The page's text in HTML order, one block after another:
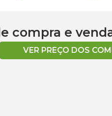
compra e
VER PREÇO DOS